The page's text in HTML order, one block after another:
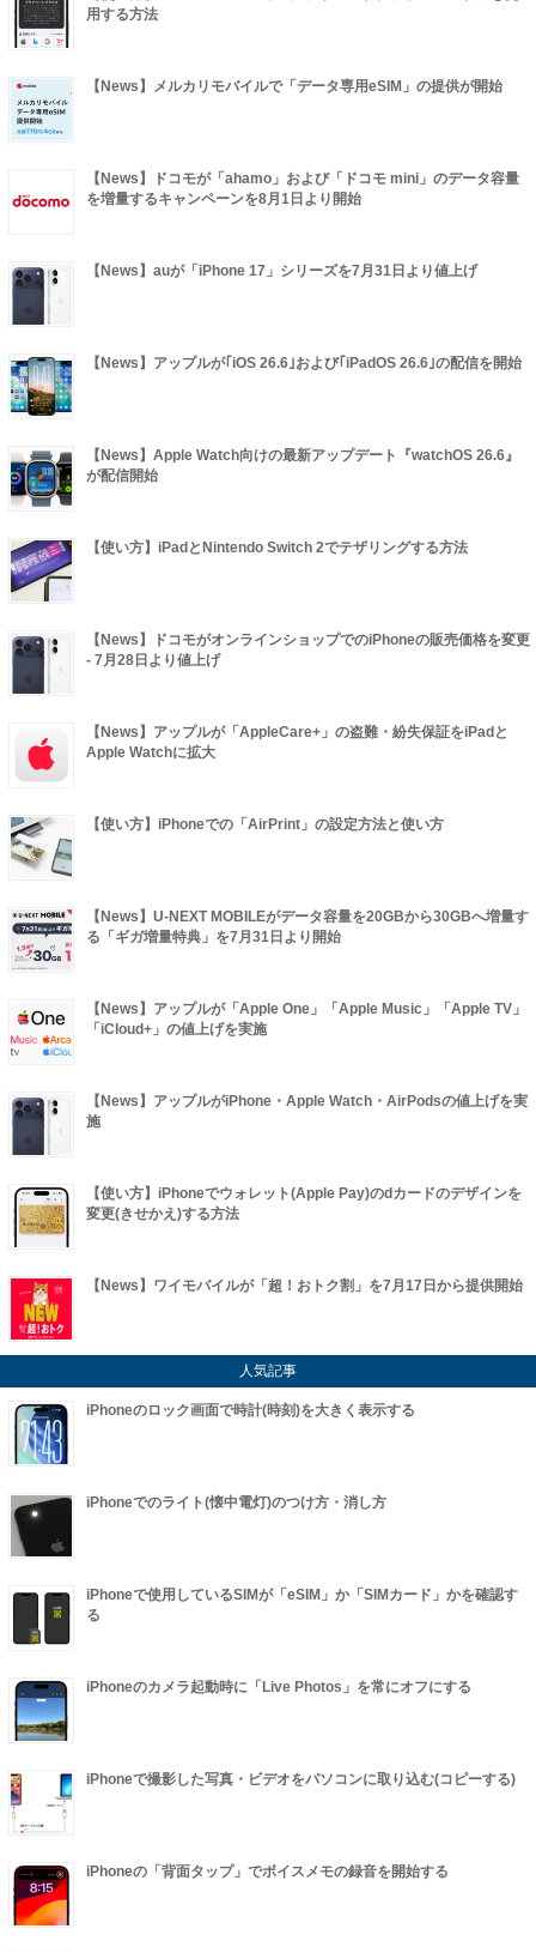
用する方法
【News】メルカリモバイルで「データ専用eSIM」の提供が開始
【News】ドコモが「ahamo」および「ドコモ mini」のデータ容量
を増量するキャンペーンを8月1日より開始
【News】auが「iPhone 17」シリーズを7月31日より値上げ
【News】アップルが｢iOS 26.6｣および｢iPadOS 26.6｣の配信を開始
【News】Apple Watch向けの最新アップデート『watchOS 26.6』
が配信開始
【使い方】iPadとNintendo Switch 2でテザリングする方法
【News】ドコモがオンラインショップでのiPhoneの販売価格を変更
- 7月28日より値上げ
【News】アップルが「AppleCare+」の盗難・紛失保証をiPadと
Apple Watchに拡大
【使い方】iPhoneでの「AirPrint」の設定方法と使い方
【News】U-NEXT MOBILEがデータ容量を20GBから30GBへ増量す
る「ギガ増量特典」を7月31日より開始
【News】アップルが「Apple One」「Apple Music」「Apple TV」
「iCloud+」の値上げを実施
【News】アップルがiPhone・Apple Watch・AirPodsの値上げを実
施
【使い方】iPhoneでウォレット(Apple Pay)のdカードのデザインを
変更(きせかえ)する方法
【News】ワイモバイルが「超！おトク割」を7月17日から提供開始
人気記事
iPhoneのロック画面で時計(時刻)を大きく表示する
iPhoneでのライト(懐中電灯)のつけ方・消し方
iPhoneで使用しているSIMが「eSIM」か「SIMカード」かを確認す
る
iPhoneのカメラ起動時に「Live Photos」を常にオフにする
iPhoneで撮影した写真・ビデオをパソコンに取り込む(コピーする)
iPhoneの「背面タップ」でボイスメモの録音を開始する